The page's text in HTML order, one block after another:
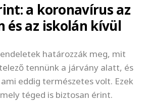
a koronavírus az
és az iskolán kívül
határozzák meg, mit
tennünk a járvány alatt, és
eddig természetes volt. Ezek
téged is biztosan érint.